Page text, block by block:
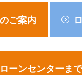
ご案内
ーンセンターま